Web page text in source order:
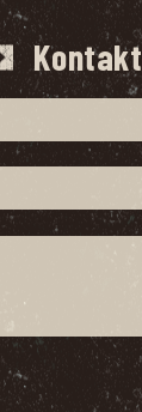
Kontakt